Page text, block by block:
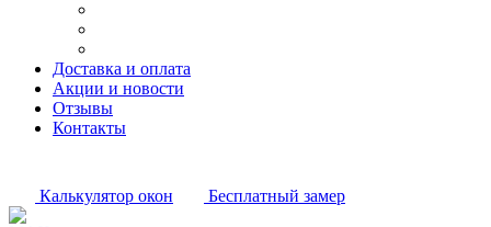
Доставка и оплата
Акции и новости
Отзывы
Контакты
Калькулятор окон Бесплатный замер